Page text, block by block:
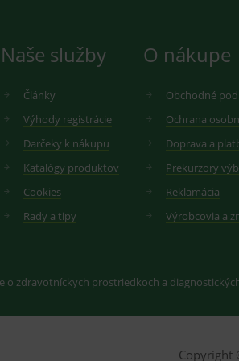
Naše služby
Články
Výhody registrácie
Darčeky k nákupu
Katalógy produktov
Cookies
Rady a tipy
O nákupe
Obchodné
Ochrana
Doprava a
Prekurzory
Reklamácia
Výrobcovia a
o zdravotníckych prostriedkoch a
Copyright